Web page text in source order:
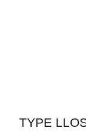
TYPE